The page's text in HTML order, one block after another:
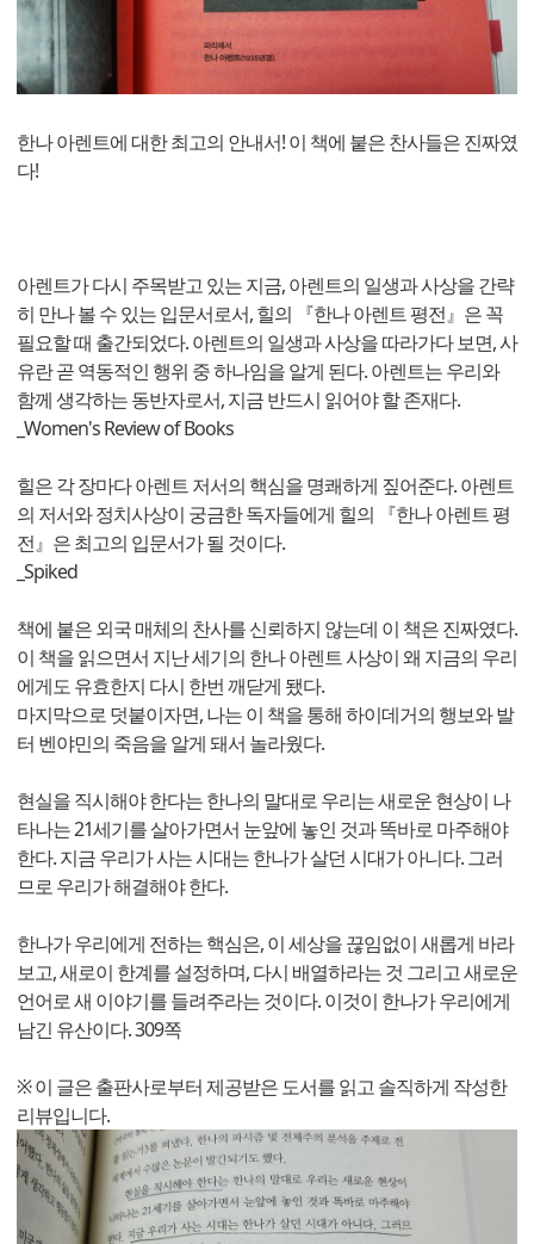
한나 아렌트에 대한 최고의 안내서! 이 책에 붙은 찬사들은 진짜였
다!
아렌트가 다시 주목받고 있는 지금, 아렌트의 일생과 사상을 간략
히 만나 볼 수 있는 입문서로서, 힐의 『한나 아렌트 평전』은 꼭
필요할 때 출간되었다. 아렌트의 일생과 사상을 따라가다 보면, 사
유란 곧 역동적인 행위 중 하나임을 알게 된다. 아렌트는 우리와
함께 생각하는 동반자로서, 지금 반드시 읽어야 할 존재다.
_Women's Review of Books
힐은 각 장마다 아렌트 저서의 핵심을 명쾌하게 짚어준다. 아렌트
의 저서와 정치사상이 궁금한 독자들에게 힐의 『한나 아렌트 평
전』은 최고의 입문서가 될 것이다.
_Spiked
책에 붙은 외국 매체의 찬사를 신뢰하지 않는데 이 책은 진짜였다.
이 책을 읽으면서 지난 세기의 한나 아렌트 사상이 왜 지금의 우리
에게도 유효한지 다시 한번 깨닫게 됐다.
마지막으로 덧붙이자면, 나는 이 책을 통해 하이데거의 행보와 발
터 벤야민의 죽음을 알게 돼서 놀라웠다.
현실을 직시해야 한다는 한나의 말대로 우리는 새로운 현상이 나
타나는 21세기를 살아가면서 눈앞에 놓인 것과 똑바로 마주해야
한다. 지금 우리가 사는 시대는 한나가 살던 시대가 아니다. 그러
므로 우리가 해결해야 한다.
한나가 우리에게 전하는 핵심은, 이 세상을 끊임없이 새롭게 바라
보고, 새로이 한계를 설정하며, 다시 배열하라는 것 그리고 새로운
언어로 새 이야기를 들려주라는 것이다. 이것이 한나가 우리에게
남긴 유산이다. 309쪽
※ 이 글은 출판사로부터 제공받은 도서를 읽고 솔직하게 작성한
리뷰입니다.